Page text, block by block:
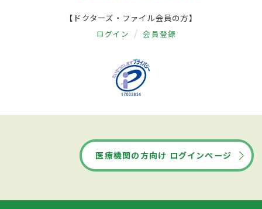
【ドクターズ・ファイル会員の方】
ログイン 会員登録
医療機関の方向け ログインページ